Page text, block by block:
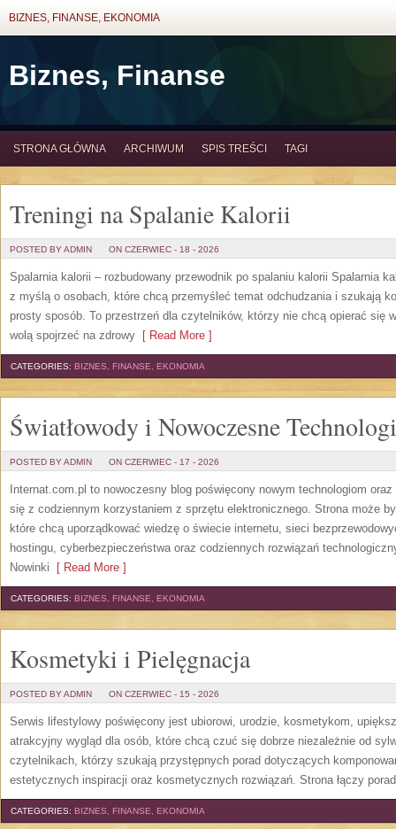
BIZNES, FINANSE, EKONOMIA
Biznes, Finanse
STRONA GŁÓWNA ARCHIWUM SPIS TREŚCI TAGI
Treningi na Spalanie Kalorii
POSTED BY ADMIN ON CZERWIEC - 18 - 2026
Spalarnia kalorii – rozbudowany przewodnik po spalaniu kalorii Spalarnia
z myślą o osobach, które chcą przemyśleć temat odchudzania i szukają
prosty sposób. To przestrzeń dla czytelników, którzy nie chcą opierać się
wolą spojrzeć na zdrowy [ Read More ]
CATEGORIES: BIZNES, FINANSE, EKONOMIA
Światłowody i Nowoczesne
POSTED BY ADMIN ON CZERWIEC - 17 - 2026
Internat.com.pl to nowoczesny blog poświęcony nowym technologiom
się z codziennym korzystaniem z sprzętu elektronicznego. Strona może
które chcą uporządkować wiedzę o świecie internetu, sieci
hostingu, cyberbezpieczeństwa oraz codziennych rozwiązań
Nowinki [ Read More ]
CATEGORIES: BIZNES, FINANSE, EKONOMIA
Kosmetyki i Pielęgnacja
POSTED BY ADMIN ON CZERWIEC - 15 - 2026
Serwis lifestylowy poświęcony jest ubiorowi, urodzie, kosmetykom,
atrakcyjny wygląd dla osób, które chcą czuć się dobrze niezależnie od
czytelnikach, którzy szukają przystępnych porad dotyczących
estetycznych inspiracji oraz kosmetycznych rozwiązań. Strona łączy
CATEGORIES: BIZNES, FINANSE, EKONOMIA